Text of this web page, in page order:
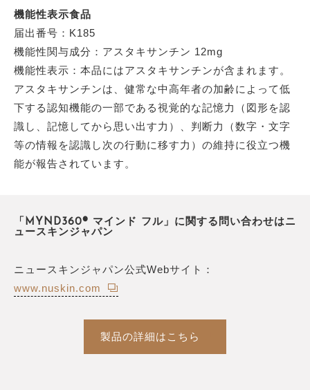
機能性表示食品
届出番号：K185
機能性関与成分：アスタキサンチン 12mg
機能性表示：本品にはアスタキサンチンが含まれます。
アスタキサンチンは、健常な中高年者の加齢によって低
下する認知機能の一部である視覚的な記憶力（図形を認
識し、記憶してから思い出す力）、判断力（数字・文字
等の情報を認識し次の行動に移す力）の維持に役立つ機
能が報告されています。
「MYND360® マインド フル」に関する問い合わせはニ
ュースキンジャパン
ニュースキンジャパン公式Webサイト：
www.nuskin.com
製品の詳細はこちら